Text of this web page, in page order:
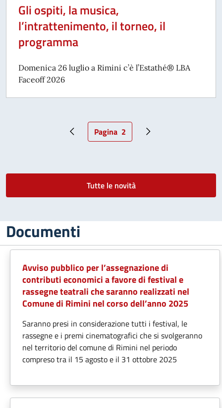
Gli ospiti, la musica,
l’intrattenimento, il torneo, il
programma
Domenica 26 luglio a Rimini c’è l’Estathé® LBA
Faceoff 2026
Pagina precedente
Pagina attuale
Pagina 2 Pagina successiva
Tutte le novità
Documenti
Avviso pubblico per l’assegnazione di
contributi economici a favore di festival e
rassegne teatrali che saranno realizzati nel
Comune di Rimini nel corso dell’anno 2025
Saranno presi in considerazione tutti i festival, le
rassegne e i premi cinematografici che si svolgeranno
nel territorio del comune di Rimini nel periodo
compreso tra il 15 agosto e il 31 ottobre 2025